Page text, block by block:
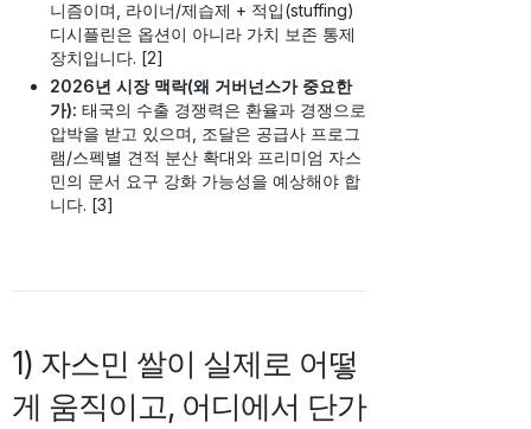
니즘이며, 라이너/제습제 + 적입(stuffing)
디시플린은 옵션이 아니라 가치 보존 통제
장치입니다. [2]
2026년 시장 맥락(왜 거버넌스가 중요한
가): 태국의 수출 경쟁력은 환율과 경쟁으로
압박을 받고 있으며, 조달은 공급사 프로그
램/스펙별 견적 분산 확대와 프리미엄 자스
민의 문서 요구 강화 가능성을 예상해야 합
니다. [3]
1) 자스민 쌀이 실제로 어떻
게 움직이고, 어디에서 단가